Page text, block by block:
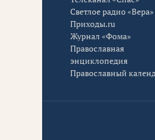
Светлое радио «Вера»
Приходы.ru
Журнал «Фома»
Православная
энциклопедия
Православный